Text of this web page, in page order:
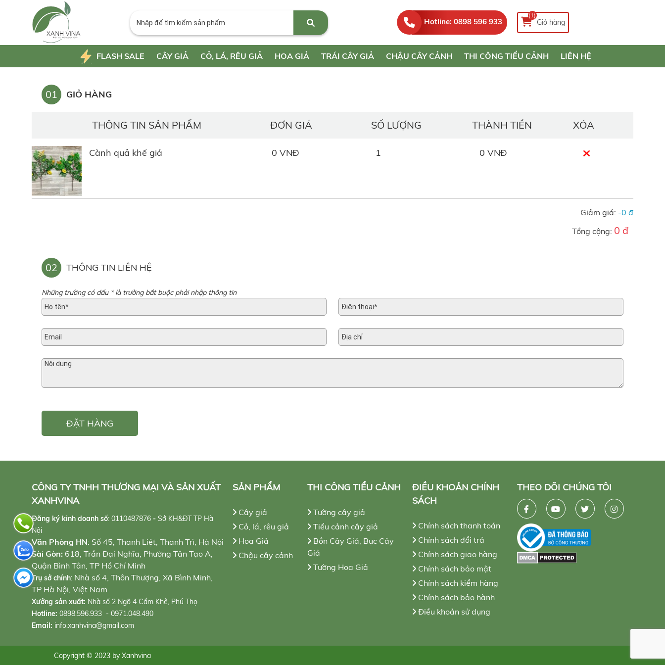
Hotline: 0898 596 933
(1)
Giỏ hàng
FLASH SALE CÂY GIẢ CỎ, LÁ, RÊU GIẢ HOA GIẢ TRÁI CÂY GIẢ CHẬU CÂY CẢNH THI CÔNG TIỂU CẢNH LIÊN HỆ
01 GIỎ HÀNG
THÔNG TIN SẢN PHẨM ĐƠN GIÁ SỐ LƯỢNG THÀNH TIỀN XÓA
Cành quả khế giả 0 VNĐ 1 0 VNĐ
Giảm giá: -0 đ
Tổng cộng: 0 đ
02 THÔNG TIN LIÊN HỆ
Những trường có dấu * là trường bắt buộc phải nhập thông tin
ĐẶT HÀNG
CÔNG TY TNHH THƯƠNG MẠI VÀ SẢN XUẤT
XANHVINA
Đăng ký kinh doanh số: 0110487876 - Sở KH&ĐT TP Hà
Nội
Văn Phòng HN: Số 45, Thanh Liệt, Thanh Trì, Hà Nội
Sài Gòn: 618, Trần Đại Nghĩa, Phường Tân Tạo A,
Quận Bình Tân, TP Hồ Chí Minh
Trụ sở chính: Nhà số 4, Thôn Thượng, Xã Bình Minh,
TP Hà Nội, Việt Nam
Xưởng sản xuất: Nhà số 2 Ngõ 4 Cẩm Khê, Phú Thọ
Hotline: 0898.596.933 - 0971.048.490
Email: info.xanhvina@gmail.com
SẢN PHẨM
Cây giả
Cỏ, lá, rêu giả
Hoa Giả
Chậu cây cảnh
THI CÔNG TIỂU CẢNH
Tường cây giả
Tiểu cảnh cây giả
Bồn Cây Giả, Bục Cây
Giả
Tường Hoa Giả
ĐIỀU KHOẢN CHÍNH
SÁCH
Chính sách thanh toán
Chính sách đổi trả
Chính sách giao hàng
Chính sách bảo mật
Chính sách kiểm hàng
Chính sách bảo hành
Điều khoản sử dụng
THEO DÕI CHÚNG TÔI
Copyright © 2023 by Xanhvina